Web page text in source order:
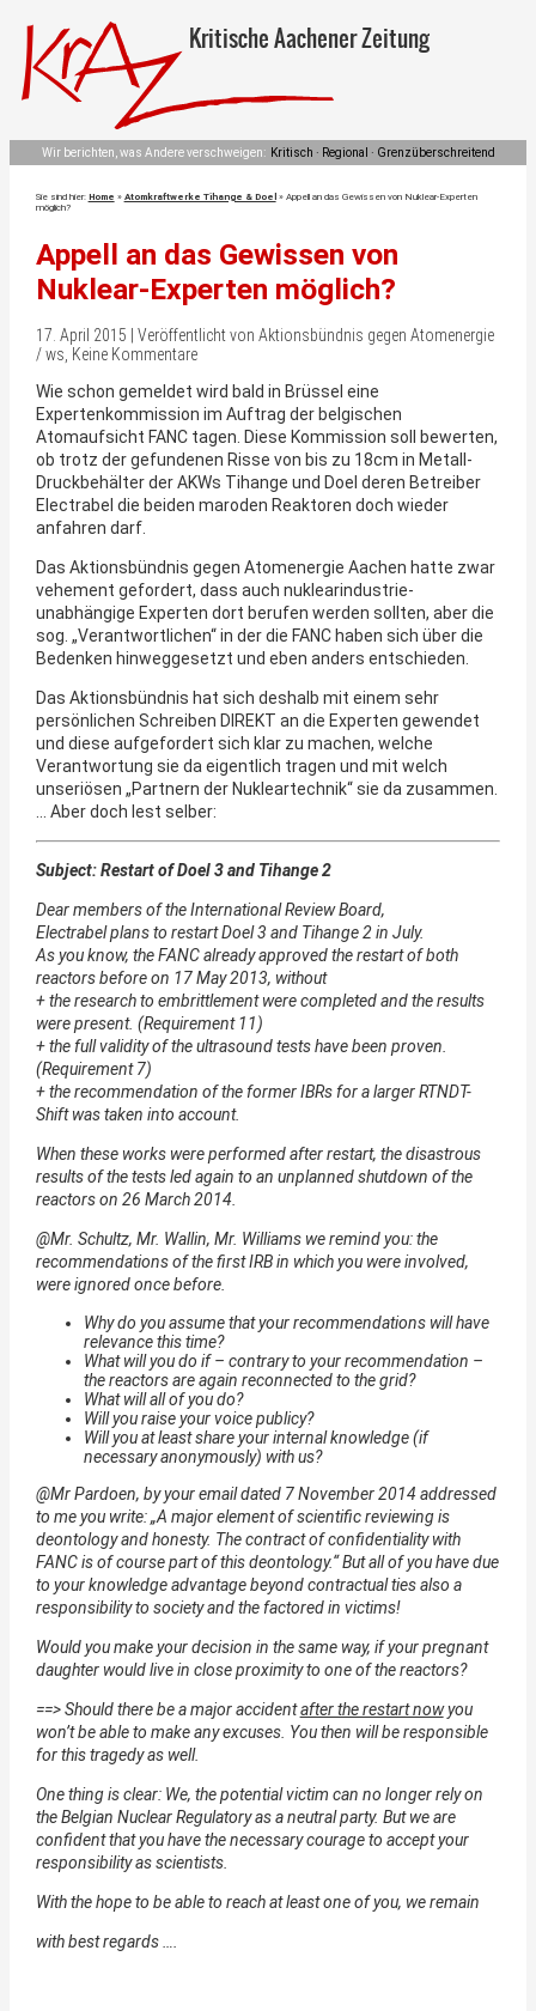
Kritische Aachener Zeitung
Wir berichten, was Andere verschweigen: Kritisch · Regional · Grenzüberschreitend
Sie sind hier: Home » Atomkraftwerke Tihange & Doel» Appell an das Gewissen von Nuklear-Experten
möglich?
Appell an das Gewissen von
Nuklear-Experten möglich?
17. April 2015 | Veröffentlicht von Aktionsbündnis gegen Atomenergie
/ ws, Keine Kommentare
Wie schon gemeldet wird bald in Brüssel eine
Expertenkommission im Auftrag der belgischen
Atomaufsicht FANC tagen. Diese Kommission soll bewerten,
ob trotz der gefundenen Risse von bis zu 18cm in Metall-
Druckbehälter der AKWs Tihange und Doel deren Betreiber
Electrabel die beiden maroden Reaktoren doch wieder
anfahren darf.
Das Aktionsbündnis gegen Atomenergie Aachen hatte zwar
vehement gefordert, dass auch nuklearindustrie-
unabhängige Experten dort berufen werden sollten, aber die
sog. „Verantwortlichen“ in der die FANC haben sich über die
Bedenken hinweggesetzt und eben anders entschieden.
Das Aktionsbündnis hat sich deshalb mit einem sehr
persönlichen Schreiben DIREKT an die Experten gewendet
und diese aufgefordert sich klar zu machen, welche
Verantwortung sie da eigentlich tragen und mit welch
unseriösen „Partnern der Nukleartechnik“ sie da zusammen.
… Aber doch lest selber:
Subject: Restart of Doel 3 and Tihange 2
Dear members of the International Review Board,
Electrabel plans to restart Doel 3 and Tihange 2 in July.
As you know, the FANC already approved the restart of both
reactors before on 17 May 2013, without
+ the research to embrittlement were completed and the results
were present. (Requirement 11)
+ the full validity of the ultrasound tests have been proven.
(Requirement 7)
+ the recommendation of the former IBRs for a larger RTNDT-
Shift was taken into account.
When these works were performed after restart, the disastrous
results of the tests led again to an unplanned shutdown of the
reactors on 26 March 2014.
@Mr. Schultz, Mr. Wallin, Mr. Williams we remind you: the
recommendations of the first IRB in which you were involved,
were ignored once before.
Why do you assume that your recommendations will have
relevance this time?
What will you do if – contrary to your recommendation –
the reactors are again reconnected to the grid?
What will all of you do?
Will you raise your voice publicy?
Will you at least share your internal knowledge (if
necessary anonymously) with us?
@Mr Pardoen, by your email dated 7 November 2014 addressed
to me you write: „A major element of scientific reviewing is
deontology and honesty. The contract of confidentiality with
FANC is of course part of this deontology.“ But all of you have due
to your knowledge advantage beyond contractual ties also a
responsibility to society and the factored in victims!
Would you make your decision in the same way, if your pregnant
daughter would live in close proximity to one of the reactors?
==> Should there be a major accidentafter the restart nowyou
won’t be able to make any excuses. You then will be responsible
for this tragedy as well.
One thing is clear: We, the potential victim can no longer rely on
the Belgian Nuclear Regulatory as a neutral party. But we are
confident that you have the necessary courage to accept your
responsibility as scientists.
With the hope to be able to reach at least one of you, we remain
with best regards ….